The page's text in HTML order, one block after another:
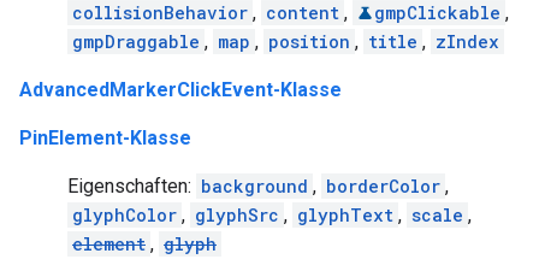
collisionBehavior , content , gmpClickable ,
gmpDraggable , map , position , title , zIndex
AdvancedMarkerClickEvent-Klasse
PinElement-Klasse
Eigenschaften: background , borderColor ,
glyphColor , glyphSrc , glyphText , scale ,
element , glyph